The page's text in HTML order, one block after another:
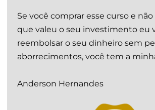
Se você comprar esse curso e
que valeu o seu investimento eu
reembolsar o seu dinheiro sem
aborrecimentos, você tem a
Anderson Hernandes